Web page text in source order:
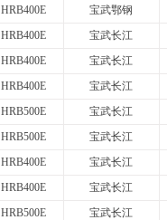
HRB400E
宝武鄂钢
HRB400E
宝武长江
HRB400E
宝武长江
HRB400E
宝武长江
HRB500E
宝武长江
HRB500E
宝武长江
HRB400E
宝武长江
HRB400E
宝武长江
HRB500E
宝武长江